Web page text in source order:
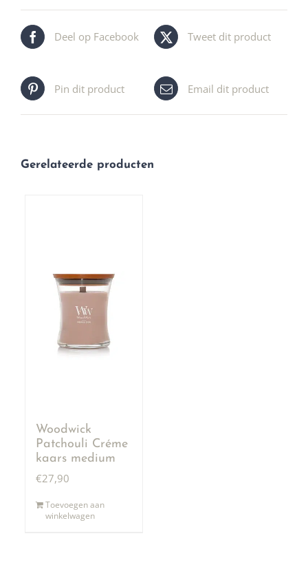
Deel op Facebook Tweet dit product
Pin dit product Email dit product
Gerelateerde producten
Woodwick
Patchouli Créme
kaars medium
€27,90
Toevoegen aan
winkelwagen